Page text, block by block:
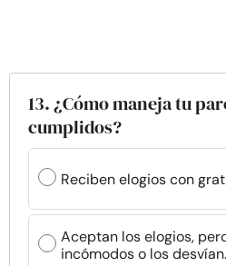
13. ¿Cómo maneja tu
cumplidos?
Reciben elogios con
Aceptan los elogios,
incómodos o los desvían.